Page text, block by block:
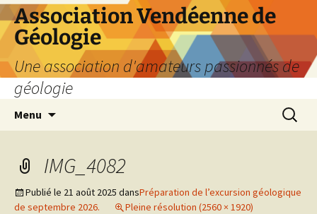
Aller
au
contenu
Association Vendéenne de
Géologie
Une association d'amateurs passionnés de
géologie
Menu
IMG_4082
Publié le 21 août 2025 dansPréparation de l’excursion géologique
de septembre 2026.
Pleine résolution (2560 × 1920)